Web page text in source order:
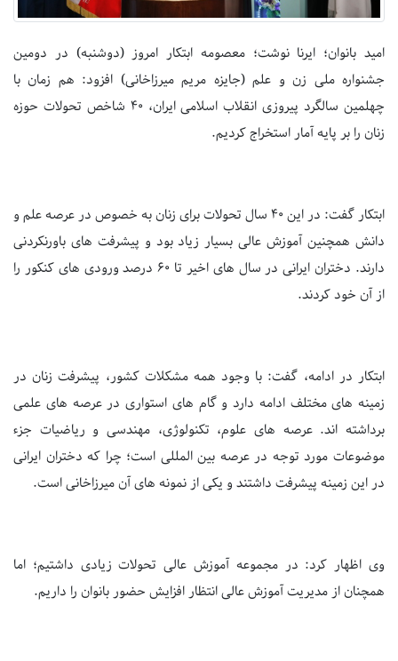
امید بانوان؛ ایرنا نوشت؛ معصومه ابتکار امروز (دوشنبه) در دومین
جشنواره ملی زن و علم (جایزه مریم میرزاخانی) افزود: هم زمان با
چهلمین سالگرد پیروزی انقلاب اسلامی ایران، 40 شاخص تحولات حوزه
زنان را بر پایه آمار استخراج کردیم.
ابتکار گفت: در این 40 سال تحولات برای زنان به خصوص در عرصه علم و
دانش همچنین آموزش عالی بسیار زیاد بود و پیشرفت های باورنکردنی
دارند. دختران ایرانی در سال های اخیر تا 60 درصد ورودی های کنکور را
از آن خود کردند.
ابتکار در ادامه، گفت: با وجود همه مشکلات کشور، پیشرفت زنان در
زمینه های مختلف ادامه دارد و گام های استواری در عرصه های علمی
برداشته اند. عرصه های علوم، تکنولوژی، مهندسی و ریاضیات جزء
موضوعات مورد توجه در عرصه بین المللی است؛ چرا که دختران ایرانی
در این زمینه پیشرفت داشتند و یکی از نمونه های آن میرزاخانی است.
وی اظهار کرد: در مجموعه آموزش عالی تحولات زیادی داشتیم؛ اما
همچنان از مدیریت آموزش عالی انتظار افزایش حضور بانوان را داریم.